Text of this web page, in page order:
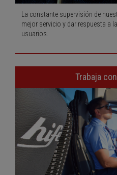
La constante supervisión de
mejor servicio y dar respuesta a
usuarios.
Trabaja